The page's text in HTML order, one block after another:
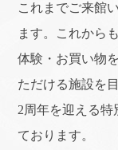
これまでご来館
ます。これから
体験・お買い物
ただける施設を
2周年を迎える特
ております。